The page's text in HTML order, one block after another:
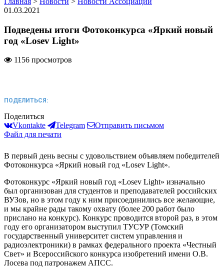
01.03.2021
Подведены итоги Фотоконкурса «Яркий новый
год «Losev Light»
1156 просмотров
ПОДЕЛИТЬСЯ:
Поделиться
Vkontakte
Telegram
Отправить письмом
Файл для печати
В первый день весны с удовольствием объявляем победителей
Фотоконкурса «Яркий новый год «Losev Light».
Фотоконкурс «Яркий новый год «Losev Light» изначально
был организован для студентов и преподавателей российских
ВУЗов, но в этом году к ним присоединились все желающие,
и мы крайне рады такому охвату (более 200 работ было
прислано на конкурс). Конкурс проводится второй раз, в этом
году его организатором выступил ТУСУР (Томский
государственный университет систем управления и
радиоэлектроники) в рамках федерального проекта «Честный
Свет» и Всероссийского конкурса изобретений имени О.В.
Лосева под патронажем АПСС.